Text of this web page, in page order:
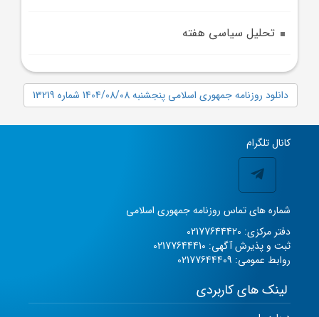
تحلیل سیاسی هفته
دانلود روزنامه جمهوری اسلامی پنجشنبه 1404/08/08 شماره 13219
کانال تلگرام
شماره های تماس روزنامه جمهوری اسلامی
دفتر مرکزی: 02177644420
ثبت و پذیرش آگهی: 02177644410
روابط عمومی: 02177644409
لینک های کاربردی